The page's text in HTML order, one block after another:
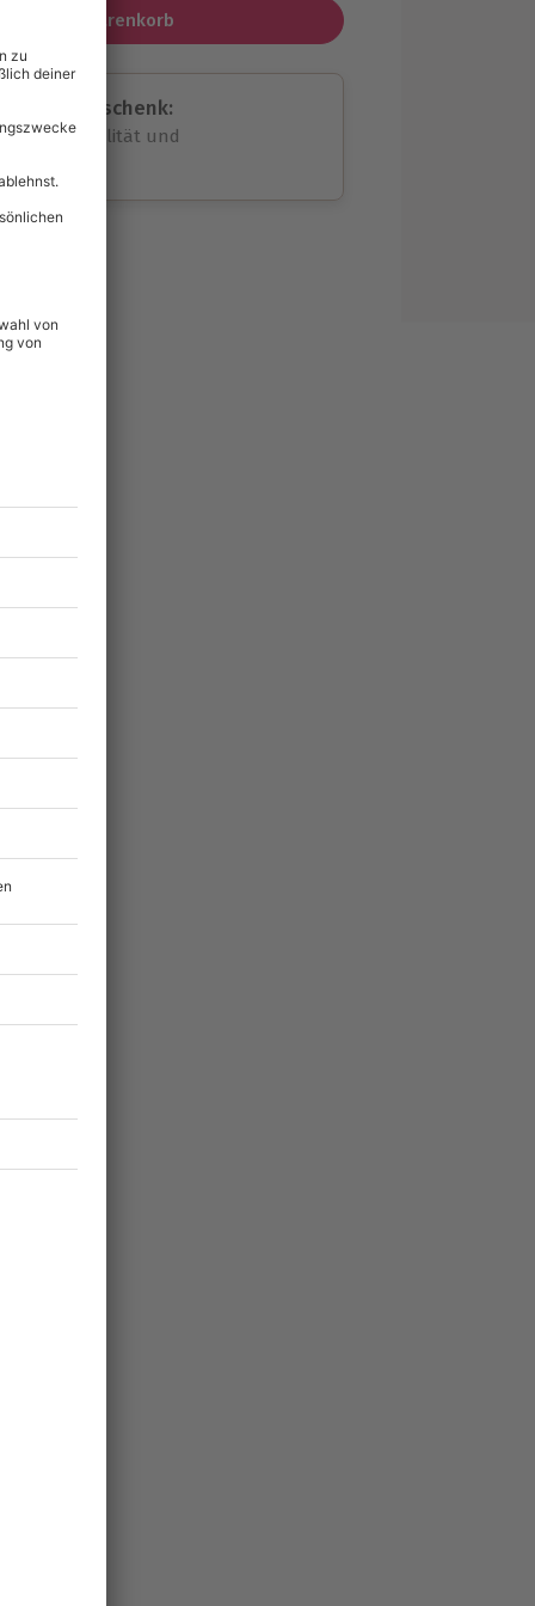
In den Warenkorb
Geschenk:
volle Flexibilität und